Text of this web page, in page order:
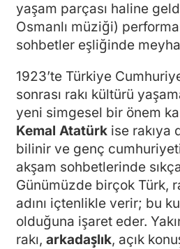
yaşam parçası haline
Osmanlı müziği)
sohbetler eşliğinde
1923’te Türkiye
sonrası rakı kültürü
yeni simgesel bir önem
Kemal Atatürk ise rakıya
bilinir ve genç
akşam sohbetlerinde
Günümüzde birçok Türk,
adını içtenlikle verir; bu
olduğuna işaret eder.
rakı, arkadaşlık, açık